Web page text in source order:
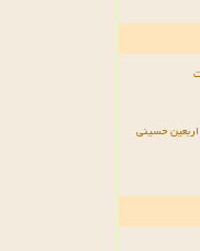
اربعین حسینی